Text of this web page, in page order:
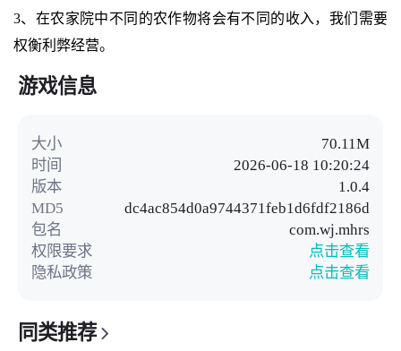
3、在农家院中不同的农作物将会有不同的收入，我们需要
权衡利弊经营。
游戏信息
大小
70.11M
时间
2026-06-18 10:20:24
版本
1.0.4
MD5
dc4ac854d0a9744371feb1d6fdf2186d
包名
com.wj.mhrs
权限要求
点击查看
隐私政策
点击查看
同类推荐